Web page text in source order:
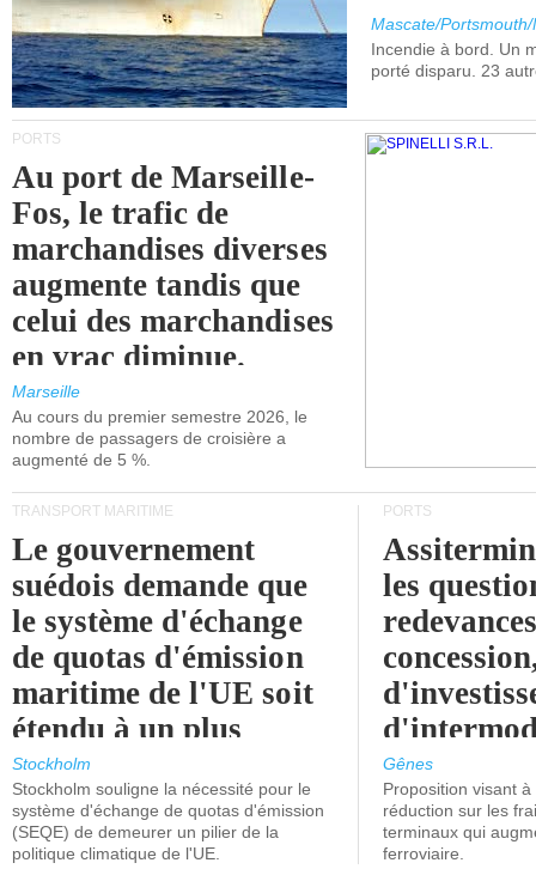
Mascate/
Incendie à bord. Un
porté disparu. 23
PORTS
Au port de Marseille-
Fos, le trafic de
marchandises diverses
augmente tandis que
celui des marchandises
en vrac diminue.
Marseille
Au cours du premier semestre 2026, le
nombre de passagers de croisière a
augmenté de 5 %.
TRANSPORT MARITIME
Le gouvernement
suédois demande que
le système d'échange
de quotas d'émission
maritime de l'UE soit
étendu à un plus
grand nombre de
navires.
Stockholm
Stockholm souligne la nécessité pour le
système d'échange de quotas d'émission
(SEQE) de demeurer un pilier de la
politique climatique de l'UE.
PORTS
les
l'attention
politiciens.
Gênes
Proposition visant
réduction sur les
terminaux qui
ferroviaire.